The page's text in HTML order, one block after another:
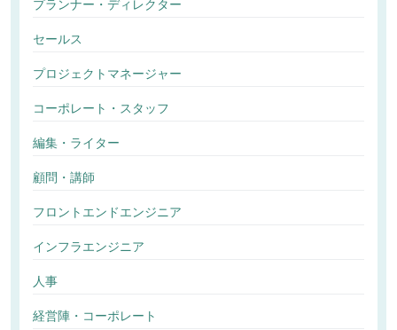
プランナー・ディレクター
セールス
プロジェクトマネージャー
コーポレート・スタッフ
編集・ライター
顧問・講師
フロントエンドエンジニア
インフラエンジニア
人事
経営陣・コーポレート